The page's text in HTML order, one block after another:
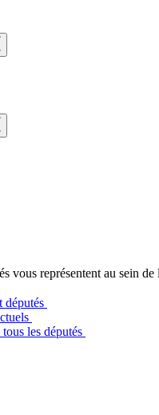
vous représentent au sein
députés
les députés